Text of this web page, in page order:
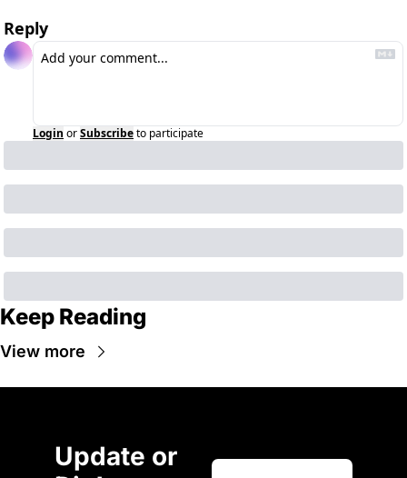
Reply
Login orSubscribeto participate
Keep Reading
View more
Update or